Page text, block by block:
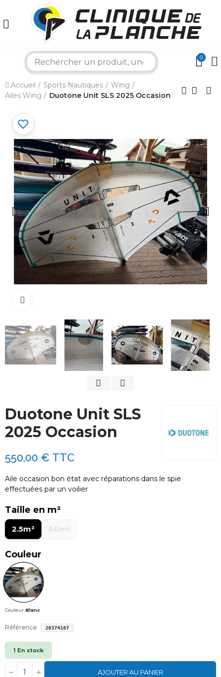
0
Accueil Sports Nautiques
Wing
Ailes Wing
Duotone Unit SLS 2025 Occasion
Duotone Unit SLS
2025 Occasion
550,00 € TTC
Aile occasion bon état avec réparations dans le spie
effectuées par un voilier
Taille en m²
2.5m² 3.0m²
Couleur
Couleur :Blanc
Référence 20374167
1 En stock
AJOUTER AU PANIER
×
Bonjour ! Je suis votre expert nautique.